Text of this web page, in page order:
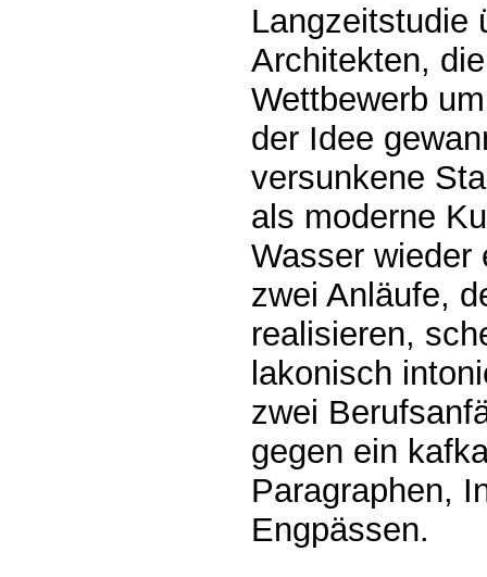
Langzeitstudie
Architekten,
Wettbewerb
der Idee
versunkene
als moderne
Wasser wieder
zwei Anläufe,
realisieren,
lakonisch
zwei
gegen ein
Paragraphen,
Engpässen.